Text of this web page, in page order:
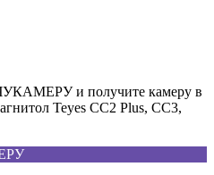
и получите камеру в
Teyes CC2 Plus, CC3,